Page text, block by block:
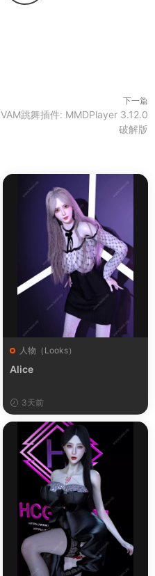
下一篇
VAM跳舞插件: MMDPlayer 3.12.0
破解版
人物（Looks）
Alice
3天前